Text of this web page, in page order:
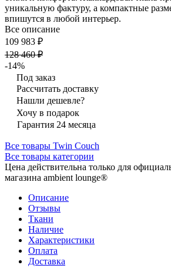
уникальную фактуру, а компактные
впишутся в любой интерьер.
Все описание
109 983 ₽
128 460 ₽
-14%
Под заказ
Рассчитать доставку
Нашли дешевле?
Хочу в подарок
Гарантия 24 месяца
Все товары Twin Couch
Все товары категории
Цена действительна только для
магазина ambient lounge®
Описание
Отзывы
Ткани
Наличие
Характеристики
Оплата
Доставка